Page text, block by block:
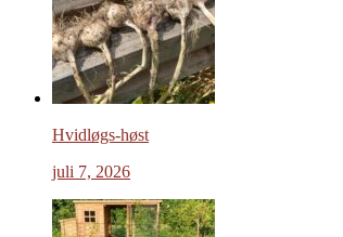
Hvidløgs-høst
juli 7, 2026